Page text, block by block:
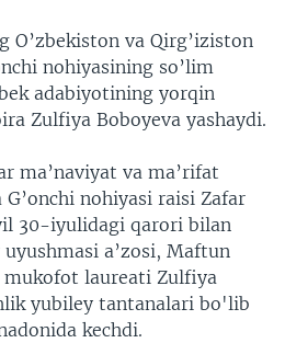
O’zbekiston va Qirg’iziston
nohiyasining so’lim
adabiyotining yorqin
Zulfiya Boboyeva yashaydi.
ma’naviyat va ma’rifat
nohiyasi raisi Zafar
30-iyulidagi qarori bilan
a’zosi, Maftun
mukofot laureati Zulfiya
yubiley tantanalari bo'lib
kechdi.